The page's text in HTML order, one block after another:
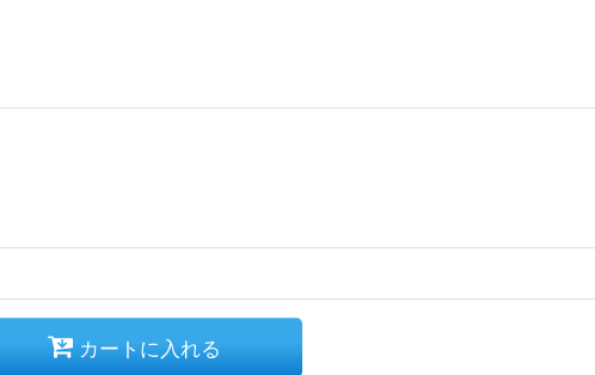
カートに入れる